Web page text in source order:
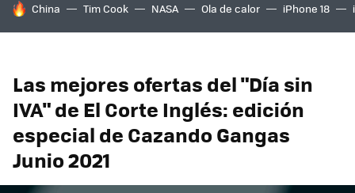
HOY SE HABLA DE
China Tim Cook NASA Ola de calor iPhone 18
Las mejores ofertas del "Día sin
IVA" de El Corte Inglés: edición
especial de Cazando Gangas
Junio 2021